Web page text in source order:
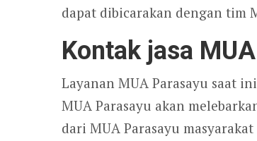
dapat dibicarakan dengan tim
Kontak jasa
Layanan MUA Parasayu saat
MUA Parasayu akan
dari MUA Parasayu